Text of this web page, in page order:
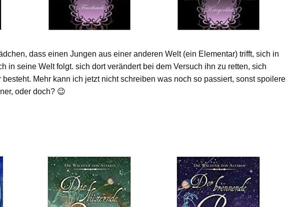
dass einen Jungen aus einer anderen Welt (ein Elementar) trifft, sich in
in seine Welt folgt. sich dort verändert bei dem Versuch ihn zu retten, sich
Mehr kann ich jetzt nicht schreiben was noch so passiert, sonst spoilere
oder doch? 😉